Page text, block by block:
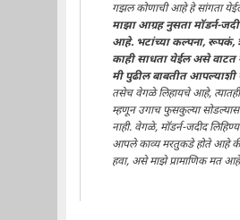
गझल कोणाची आहे हे सांगता
माझा आग्रह नुसता मॉडर्न-
आहे. भटांच्या कल्पना, रूपकं,
काही साधता येईल असे वाटत
मी पुढील बाबतीत
तसेच वेगळे लिहायचे आहे,
म्हणून उगाच फुसकुल्या
नाही. वेगळे, मॉडर्न-जदीद
आपले काव्य मरतुकडे होते आहे की
हवा, असे माझे प्रामाणिक मत